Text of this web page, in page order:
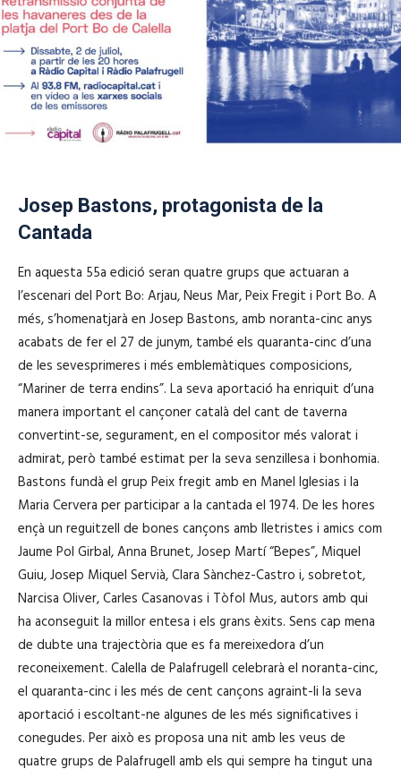
Josep Bastons, protagonista de la
Cantada
En aquesta 55a edició seran quatre grups que actuaran a
l’escenari del Port Bo: Arjau, Neus Mar, Peix Fregit i Port Bo. A
més, s’homenatjarà en Josep Bastons, amb noranta-cinc anys
acabats de fer el 27 de junym, també els quaranta-cinc d’una
de les sevesprimeres i més emblemàtiques composicions,
“Mariner de terra endins”. La seva aportació ha enriquit d’una
manera important el cançoner català del cant de taverna
convertint-se, segurament, en el compositor més valorat i
admirat, però també estimat per la seva senzillesa i bonhomia.
Bastons fundà el grup Peix fregit amb en Manel Iglesias i la
Maria Cervera per participar a la cantada el 1974. De les hores
ençà un reguitzell de bones cançons amb lletristes i amics com
Jaume Pol Girbal, Anna Brunet, Josep Martí “Bepes”, Miquel
Guiu, Josep Miquel Servià, Clara Sànchez-Castro i, sobretot,
Narcisa Oliver, Carles Casanovas i Tòfol Mus, autors amb qui
ha aconseguit la millor entesa i els grans èxits. Sens cap mena
de dubte una trajectòria que es fa mereixedora d’un
reconeixement. Calella de Palafrugell celebrarà el noranta-cinc,
el quaranta-cinc i les més de cent cançons agraint-li la seva
aportació i escoltant-ne algunes de les més significatives i
conegudes. Per això es proposa una nit amb les veus de
quatre grups de Palafrugell amb els qui sempre ha tingut una